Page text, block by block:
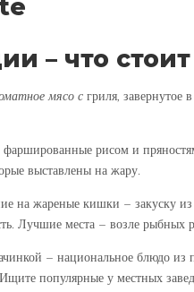
– что
мясо с гриля, завернутое
рисом и
выставлены на жару.
на жареные кишки – закуску из
Лучшие места – возле рыбных
– национальное блюдо из
популярные у местных